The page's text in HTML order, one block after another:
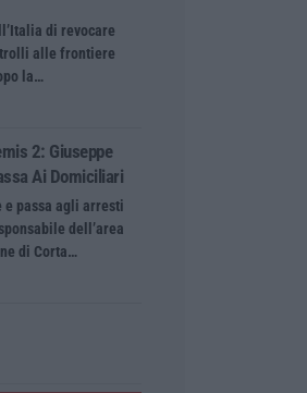
di revocare
alle frontiere
la…
2: Giuseppe
Ai Domiciliari
e passa agli arresti
dell’area
di Corta…